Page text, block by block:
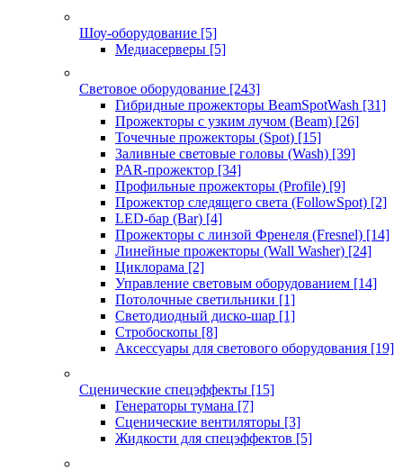
Шоу-оборудование [5]
Медиасерверы [5]
Световое оборудование [243]
Гибридные прожекторы BeamSpotWash [31]
Прожекторы с узким лучом (Beam) [26]
Точечные прожекторы (Spot) [15]
Заливные световые головы (Wash) [39]
PAR-прожектор [34]
Профильные прожекторы (Profile) [9]
Прожектор следящего света (FollowSpot) [2]
LED-бар (Bar) [4]
Прожекторы с линзой Френеля (Fresnel) [14]
Линейные прожекторы (Wall Washer) [24]
Циклорама [2]
Управление световым оборудованием [14]
Потолочные светильники [1]
Светодиодный диско-шар [1]
Стробоскопы [8]
Аксессуары для светового оборудования [19]
Сценические спецэффекты [15]
Генераторы тумана [7]
Сценические вентиляторы [3]
Жидкости для спецэффектов [5]